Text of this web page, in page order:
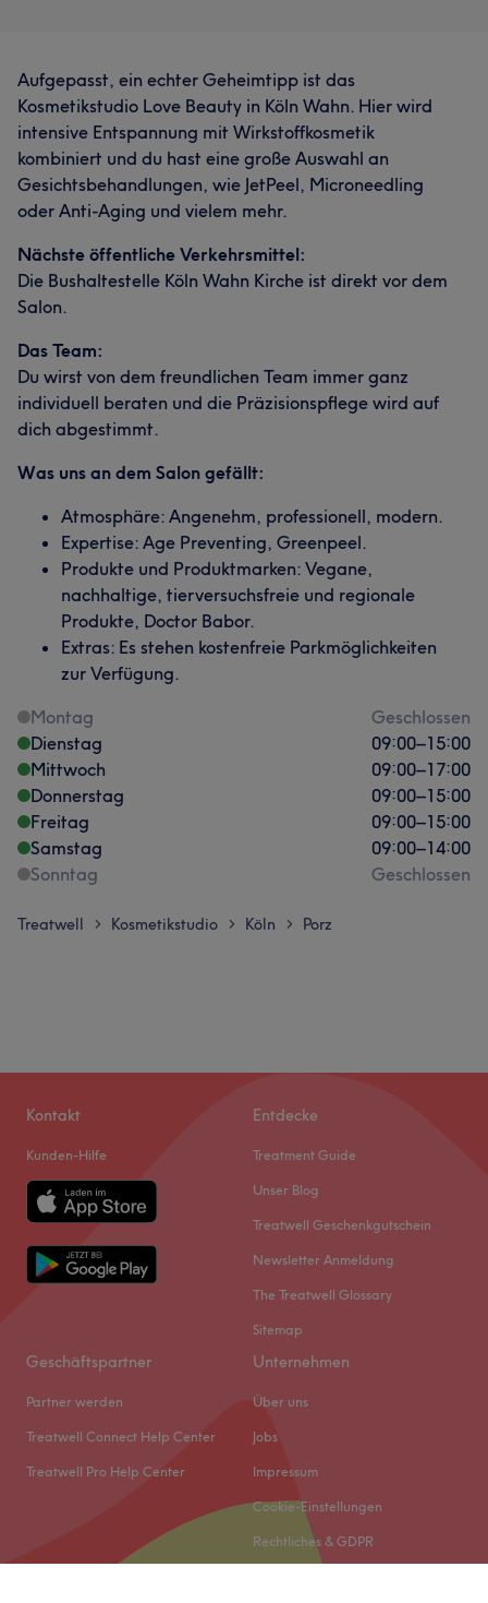
Aufgepasst, ein echter Geheimtipp ist das
Kosmetikstudio Love Beauty in Köln Wahn. Hier wird
intensive Entspannung mit Wirkstoffkosmetik
kombiniert und du hast eine große Auswahl an
Gesichtsbehandlungen, wie JetPeel, Microneedling
oder Anti-Aging und vielem mehr.
Nächste öffentliche Verkehrsmittel:
Die Bushaltestelle Köln Wahn Kirche ist direkt vor dem
Salon.
Das Team:
Du wirst von dem freundlichen Team immer ganz
individuell beraten und die Präzisionspflege wird auf
dich abgestimmt.
Was uns an dem Salon gefällt:
Atmosphäre: Angenehm, professionell, modern.
Expertise: Age Preventing, Greenpeel.
Produkte und Produktmarken: Vegane,
nachhaltige, tierversuchsfreie und regionale
Produkte, Doctor Babor.
Extras: Es stehen kostenfreie Parkmöglichkeiten
zur Verfügung.
Montag
Geschlossen
Dienstag
09:00–15:00
Mittwoch
09:00–17:00
Donnerstag
09:00–15:00
Freitag
09:00–15:00
Samstag
09:00–14:00
Sonntag
Geschlossen
Treatwell > Kosmetikstudio > Köln > Porz
Kontakt
Kunden-Hilfe
Entdecke
Treatment Guide
Unser Blog
Treatwell Geschenkgutschein
Newsletter Anmeldung
The Treatwell Glossary
Sitemap
Geschäftspartner
Partner werden
Treatwell Connect Help Center
Treatwell Pro Help Center
Unternehmen
Über uns
Jobs
Impressum
Cookie-Einstellungen
Rechtliches & GDPR